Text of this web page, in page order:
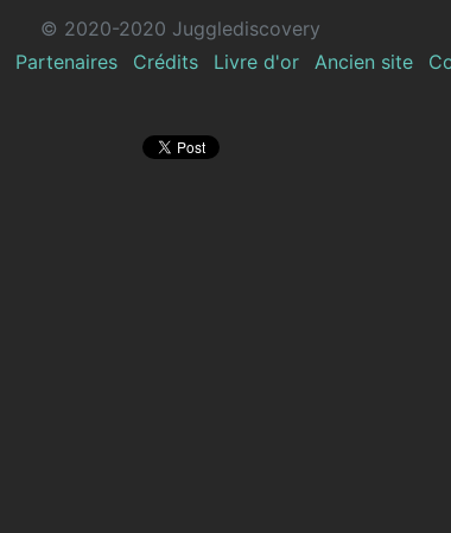
© 2020-2020 Jugglediscovery
Partenaires Crédits Livre d'or Ancien site